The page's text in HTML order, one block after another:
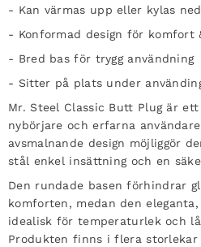
- Kan värmas upp eller kylas
- Konformad design för komfort
- Bred bas för trygg användning
- Sitter på plats under
Mr. Steel Classic Butt Plug är
nybörjare och erfarna
avsmalnande design möjliggör
stål enkel insättning och en
Den rundade basen förhindrar
komforten, medan den
idealisk för temperaturlek och
Produkten finns i flera